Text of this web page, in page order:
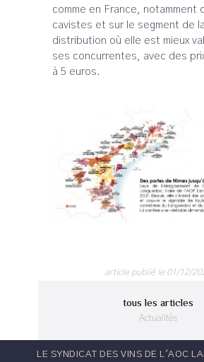
comme en France, notamment
cavistes et sur le segment de
distribution où elle est mieux
ses concurrentes, avec des
à 5 euros.
article publié le 01/12/
tous les articles
Actualités
LE SYNDICAT DES VINS DE L'AOC